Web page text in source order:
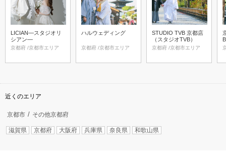
LICIAN―スタジオリ
シアン―
京都府 /京都市エリア
ハルウェディング
京都府 /京都市エリア
STUDIO TVB 京都店
（スタジオTVB）
京都府 /京都市エリア
近くのエリア
京都市 その他京都府
滋賀県 京都府 大阪府 兵庫県 奈良県 和歌山県